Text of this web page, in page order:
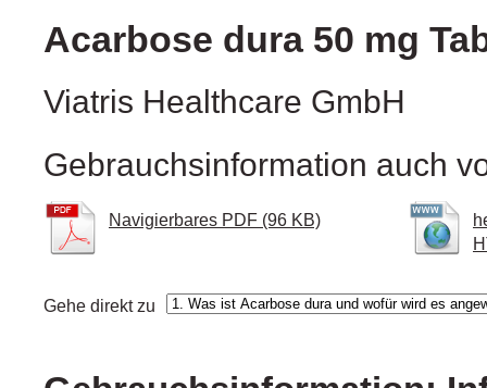
Acarbose dura 50 mg
Viatris Healthcare GmbH
Gebrauchsinformation auch
Navigierbares PDF (96 KB)
Gehe direkt zu